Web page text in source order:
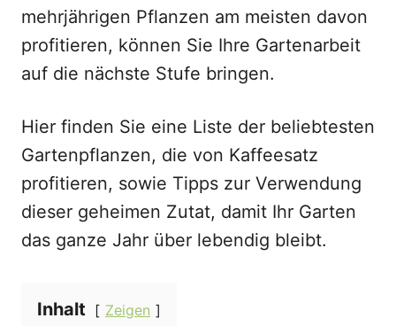
mehrjährigen Pflanzen am meisten davon
profitieren, können Sie Ihre Gartenarbeit
auf die nächste Stufe bringen.
Hier finden Sie eine Liste der beliebtesten
Gartenpflanzen, die von Kaffeesatz
profitieren, sowie Tipps zur Verwendung
dieser geheimen Zutat, damit Ihr Garten
das ganze Jahr über lebendig bleibt.
Inhalt Zeigen